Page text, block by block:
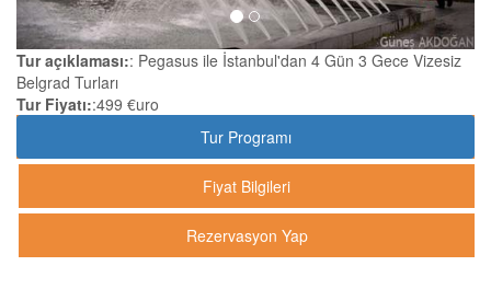
Tur açıklaması:: Pegasus ile İstanbul'dan 4 Gün 3 Gece Vizesiz
Belgrad Turları
Tur Fiyatı::499 €uro
Tur Programı
Fiyat Bilgileri
Rezervasyon Yap